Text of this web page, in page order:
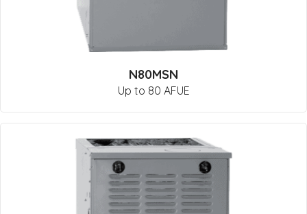
N80MSN
Up to 80 AFUE